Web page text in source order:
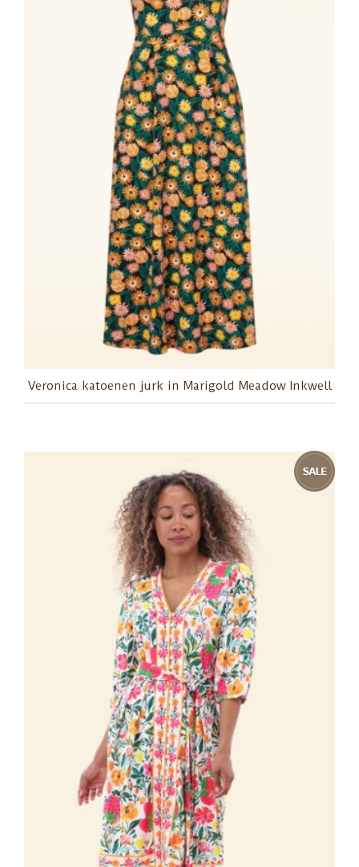
Veronica katoenen jurk in Marigold Meadow Inkwell